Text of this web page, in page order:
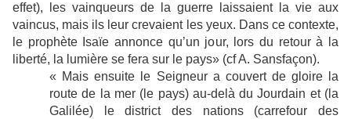
effet), les vainqueurs de la guerre laissaient la vie aux
vaincus, mais ils leur crevaient les yeux. Dans ce contexte,
le prophète Isaïe annonce qu’un jour, lors du retour à la
liberté, la lumière se fera sur le pays» (cf A. Sansfaçon).
« Mais ensuite le Seigneur a couvert de gloire la
route de la mer (le pays) au-delà du Jourdain et (la
Galilée) le district des nations (carrefour des